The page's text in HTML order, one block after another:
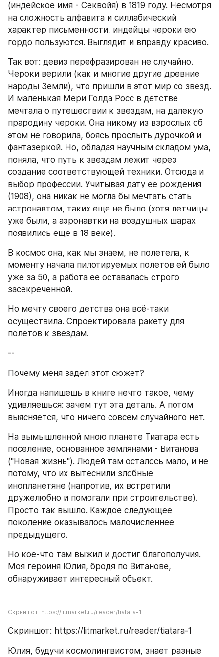
(индейское имя - Секвойя) в 1819 году. Несмотря
на сложность алфавита и силлабический
характер письменности, индейцы чероки ею
гордо пользуются. Выглядит и вправду красиво.
Так вот: девиз перефразирован не случайно.
Чероки верили (как и многие другие древние
народы Земли), что пришли в этот мир со звезд.
И маленькая Мери Голда Росс в детстве
мечтала о путешествии к звездам, на далекую
прародину чероки. Она никому из взрослых об
этом не говорила, боясь прослыть дурочкой и
фантазеркой. Но, обладая научным складом ума,
поняла, что путь к звездам лежит через
создание соответствующей техники. Отсюда и
выбор профессии. Учитывая дату ее рождения
(1908), она никак не могла бы мечтать стать
астронавтом, таких еще не было (хотя летчицы
уже были, а аэронавтки на воздушных шарах
появились еще в 18 веке).
В космос она, как мы знаем, не полетела, к
моменту начала пилотируемых полетов ей было
уже за 50, а работа ее оставалась строго
засекреченной.
Но мечту своего детства она всё-таки
осуществила. Спроектировала ракету для
полетов к звездам.
--
Почему меня задел этот сюжет?
Иногда напишешь в книге нечто такое, чему
удивляешься: зачем тут эта деталь. А потом
выясняется, что ничего совсем случайного нет.
На вымышленной мною планете Тиатара есть
поселение, основанное землянами - Витанова
("Новая жизнь"). Людей там осталось мало, и не
потому, что их вытеснили злобные
инопланетяне (напротив, их встретили
дружелюбно и помогали при строительстве).
Просто так вышло. Каждое следующее
поколение оказывалось малочисленнее
предыдущего.
Но кое-что там выжил и достиг благополучия.
Моя героиня Юлия, бродя по Витанове,
обнаруживает интересный объект.
Скриншот: https://litmarket.ru/reader/tiatara-1
Скриншот: https://litmarket.ru/reader/tiatara-1
Юлия, будучи космолингвистом, знает разные